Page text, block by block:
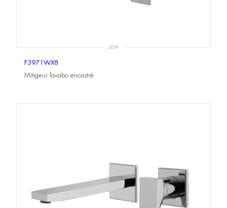
ZETA
F3971WX8
Mitigeur lavabo encastré